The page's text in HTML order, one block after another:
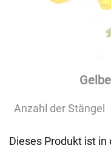
Anzahl der Stängel
Dieses Produkt ist